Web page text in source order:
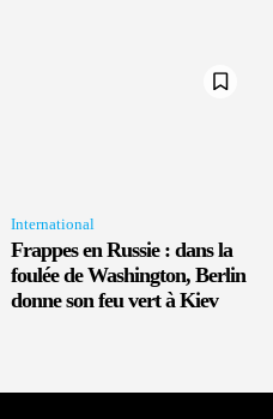
International
Frappes en Russie : dans la
foulée de Washington, Berlin
donne son feu vert à Kiev